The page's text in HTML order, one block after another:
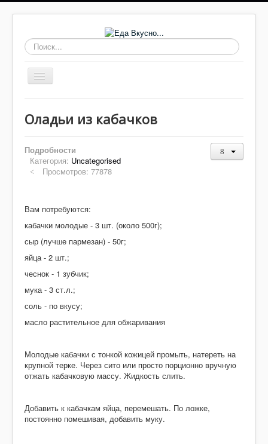
Искать...
Включить/
выключить
Выпечка
Супы
Соусы, заправки
Салаты
Домашнее
Закуски, бутерброды
Напитки
Творог
Оладьи из кабачков
Подробности
Категория: Uncategorised
Просмотров: 77878
Вам потребуются:
кабачки молодые - 3 шт. (около 500г);
сыр (лучше пармезан) - 50г;
яйца - 2 шт.;
чеснок - 1 зубчик;
мука - 3 ст.л.;
соль - по вкусу;
масло растительное для обжаривания
Молодые кабачки с тонкой кожицей промыть, натереть на
крупной терке. Через сито или просто порционно вручную
отжать кабачковую массу. Жидкость слить.
Добавить к кабачкам яйца, перемешать. По ложке,
постоянно помешивая, добавить муку.